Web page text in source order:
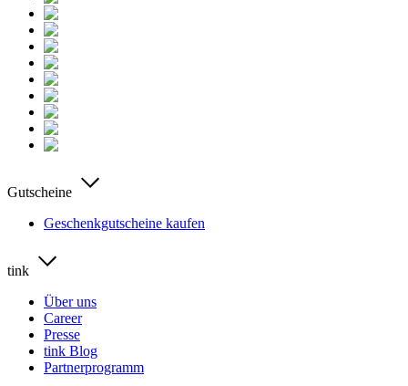
Gutscheine
Geschenkgutscheine kaufen
tink
Über uns
Career
Presse
tink Blog
Partnerprogramm